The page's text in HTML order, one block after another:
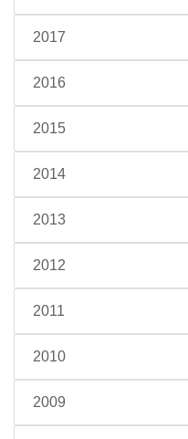
2017
2016
2015
2014
2013
2012
2011
2010
2009